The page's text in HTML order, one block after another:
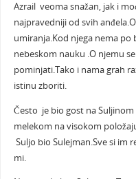
Azrail veoma snažan, jak i
najpravedniji od svih
umiranja.Kod njega nema po
nebeskom nauku .O njemu
pominjati.Tako i nama grah
istinu zboriti.
Često je bio gost na
melekom na visokom
Suljo bio Sulejman.Sve si im
mi.